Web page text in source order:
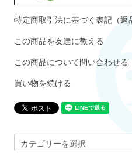
特定商取引法に基づく表記（返
この商品を友達に教える
この商品について問い合わせる
買い物を続ける